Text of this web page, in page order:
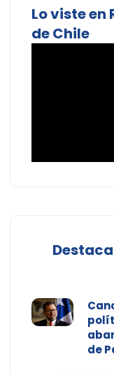
Lo viste en
de Chile
de